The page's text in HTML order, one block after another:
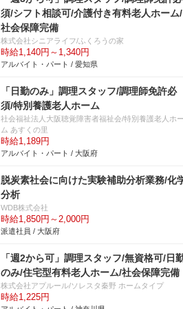
須/シフト相談可/介護付き有料老人ホーム/
社会保障完備
株式会社シニアライフ/ふくろうの家
時給1,140円～1,340円
アルバイト・パート / 愛知県
「日勤のみ」調理スタッフ/調理師免許必
須/特別養護老人ホーム
社会福祉法人大阪聴覚障害者福祉会/特別養護老人ホー
ム あすくの里
時給1,189円
アルバイト・パート / 大阪府
脱炭素社会に向けた実験補助分析業務/化
分析
WDB株式会社
時給1,850円～2,000円
派遣社員 / 大阪府
「週2から可」調理スタッフ/無資格可/日
のみ/住宅型有料老人ホーム/社会保障完備
株式会社アプルール/ソレスタ秦野 ホームタイプ
時給1,225円